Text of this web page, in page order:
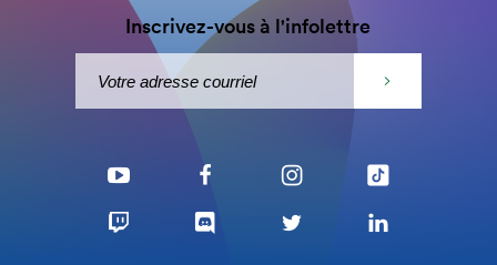
Inscrivez-vous à l'infolettre